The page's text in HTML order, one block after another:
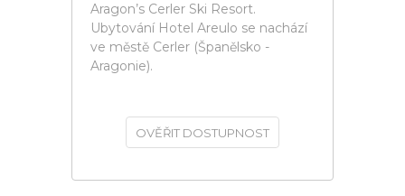
Aragon’s Cerler Ski Resort.
Ubytování Hotel Areulo se nachází
ve městě Cerler (Španělsko -
Aragonie).
OVĚŘIT DOSTUPNOST